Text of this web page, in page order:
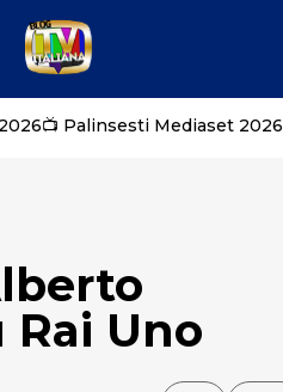
📺 Palinsesti Mediaset 2026
Uno